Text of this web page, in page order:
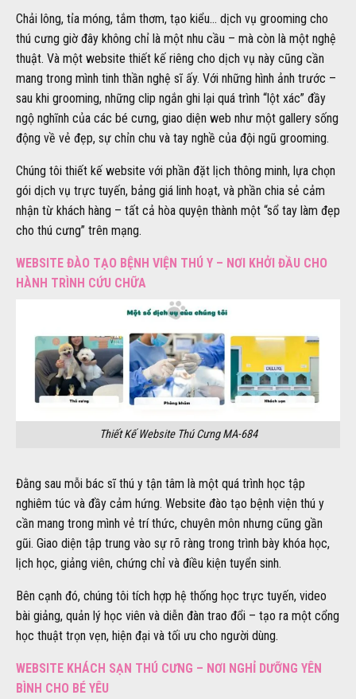
Chải lông, tỉa móng, tắm thơm, tạo kiểu… dịch vụ grooming cho
thú cưng giờ đây không chỉ là một nhu cầu – mà còn là một nghệ
thuật. Và một website thiết kế riêng cho dịch vụ này cũng cần
mang trong mình tinh thần nghệ sĩ ấy. Với những hình ảnh trước –
sau khi grooming, những clip ngắn ghi lại quá trình “lột xác” đầy
ngộ nghĩnh của các bé cưng, giao diện web như một gallery sống
động về vẻ đẹp, sự chỉn chu và tay nghề của đội ngũ grooming.
Chúng tôi thiết kế website với phần đặt lịch thông minh, lựa chọn
gói dịch vụ trực tuyến, bảng giá linh hoạt, và phần chia sẻ cảm
nhận từ khách hàng – tất cả hòa quyện thành một “sổ tay làm đẹp
cho thú cưng” trên mạng.
WEBSITE ĐÀO TẠO BỆNH VIỆN THÚ Y – NƠI KHỞI ĐẦU CHO
HÀNH TRÌNH CỨU CHỮA
Thiết Kế Website Thú Cưng MA-684
Đằng sau mỗi bác sĩ thú y tận tâm là một quá trình học tập
nghiêm túc và đầy cảm hứng. Website đào tạo bệnh viện thú y
cần mang trong mình vẻ trí thức, chuyên môn nhưng cũng gần
gũi. Giao diện tập trung vào sự rõ ràng trong trình bày khóa học,
lịch học, giảng viên, chứng chỉ và điều kiện tuyển sinh.
Bên cạnh đó, chúng tôi tích hợp hệ thống học trực tuyến, video
bài giảng, quản lý học viên và diễn đàn trao đổi – tạo ra một cổng
học thuật trọn vẹn, hiện đại và tối ưu cho người dùng.
WEBSITE KHÁCH SẠN THÚ CƯNG – NƠI NGHỈ DƯỠNG YÊN
BÌNH CHO BÉ YÊU